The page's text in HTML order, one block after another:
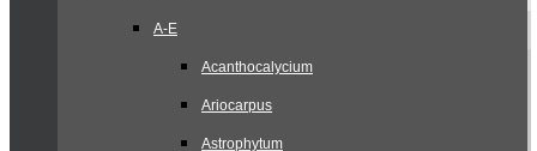
A-E
Acanthocalycium
Ariocarpus
Astrophytum